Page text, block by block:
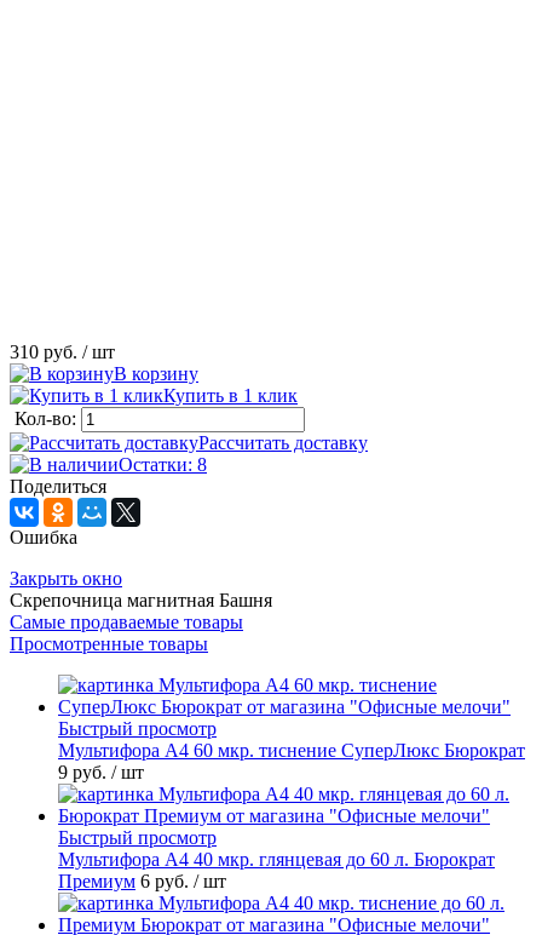
310 руб. / шт
В корзину
Купить в 1 клик
Кол-во:
Рассчитать доставку
Остатки: 8
Поделиться
Ошибка
Закрыть окно
Скрепочница магнитная Башня
Самые продаваемые товары
Просмотренные товары
Быстрый просмотр
Мультифора А4 60 мкр. тиснение СуперЛюкс Бюрократ
9 руб. / шт
Быстрый просмотр
Мультифора А4 40 мкр. глянцевая до 60 л. Бюрократ
Премиум 6 руб. / шт